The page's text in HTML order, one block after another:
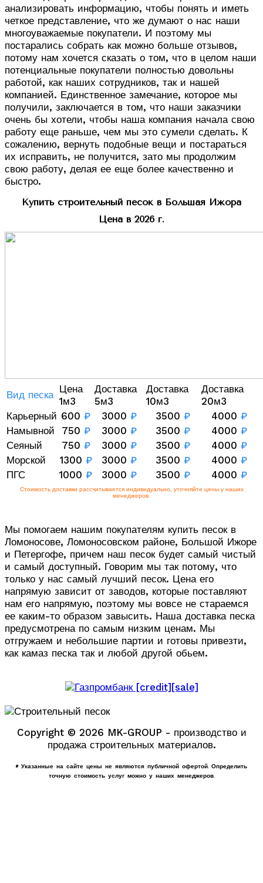
анализировать информацию, чтобы понять и иметь
четкое представление, что же думают о нас наши
многоуважаемые покупатели. И поэтому мы
постарались собрать как можно больше отзывов,
потому нам хочется сказать о том, что в целом наши
потенциальные покупатели полностью довольны
работой, как наших сотрудников, так и нашей
компанией. Единственное замечание, которое мы
получили, заключается в том, что наши заказчики
очень бы хотели, чтобы наша компания начала свою
работу еще раньше, чем мы это сумели сделать. К
сожалению, вернуть подобные вещи и постараться
их исправить, не получится, зато мы продолжим
свою работу, делая ее еще более качественно и
быстро.
Купить строительный песок в Большая Ижора
Цена в 2026 г.
Вид песка Цена
1м3
Доставка
5м3
Доставка
10м3
Доставка
20м3
Карьерный 600 ₽ 3000 ₽ 3500 ₽ 4000 ₽
Намывной
750 ₽ 3000 ₽ 3500 ₽ 4000 ₽
Сеяный
750 ₽ 3000 ₽ 3500 ₽ 4000 ₽
Морской
1300 ₽ 3000 ₽ 3500 ₽ 4000 ₽
ПГС
1000 ₽ 3000 ₽ 3500 ₽ 4000 ₽
Стоимость доставки рассчитывается индивидуально, уточняйте цены у наших
менеджеров.
Мы помогаем нашим покупателям купить песок в
Ломоносове, Ломоносовском районе, Большой Ижоре
и Петергофе, причем наш песок будет самый чистый
и самый доступный. Говорим мы так потому, что
только у нас самый лучший песок. Цена его
напрямую зависит от заводов, которые поставляют
нам его напрямую, поэтому мы вовсе не стараемся
ее каким-то образом завысить. Наша доставка песка
предусмотрена по самым низким ценам. Мы
отгружаем и небольшие партии и готовы привезти,
как камаз песка так и любой другой обьем.
Copyright © 2026 MK-GROUP - производство и
продажа строительных материалов.
* Указанные на сайте цены не являются публичной офертой. Определить
точную стоимость услуг можно у наших менеджеров.